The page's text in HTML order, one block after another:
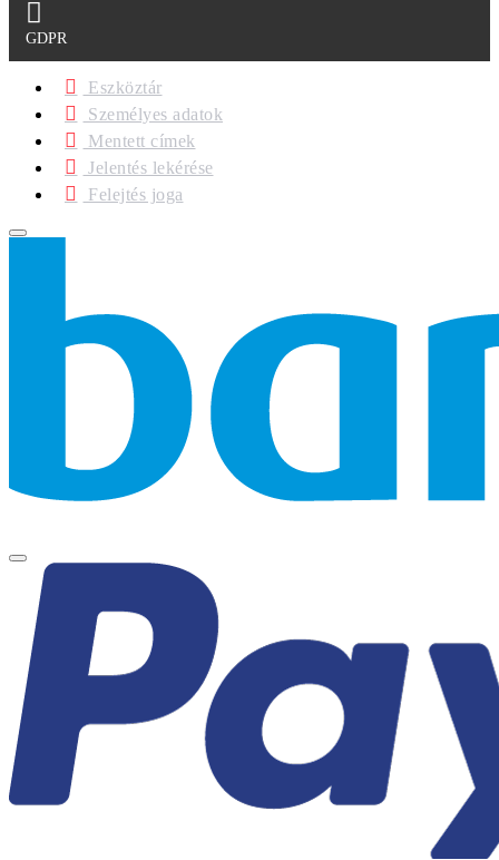
GDPR
Eszköztár
Személyes adatok
Mentett címek
Jelentés lekérése
Felejtés joga